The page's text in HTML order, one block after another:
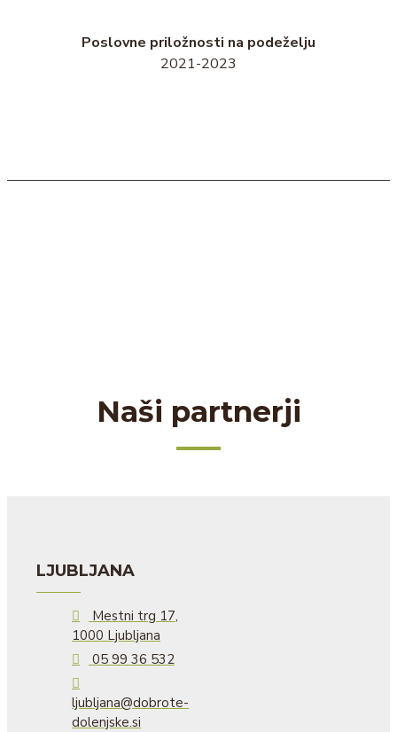
Poslovne priložnosti na podeželju
2021-2023
Naši partnerji
LJUBLJANA
Mestni trg 17,
1000 Ljubljana
05 99 36 532
ljubljana@dobrote-
dolenjske.si